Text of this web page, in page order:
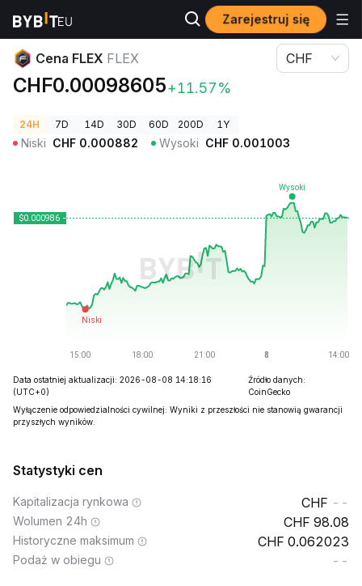
Zarejestruj się
Ceny kryptowalut
Cena FLEX FLEX
CHF0.00098605+11.57%
CHF
24H 7D 14D 30D 60D 200D 1Y
Niski CHF 0.000882 Wysoki CHF 0.001003
Data ostatniej aktualizacji: 2026-08-08 14:18:16
(UTC+0)
Źródło danych:
CoinGecko
Wyłączenie odpowiedzialności cywilnej: Wyniki z przeszłości nie stanowią gwarancji
przyszłych wyników.
Statystyki cen
Kapitalizacja rynkowa --
Wolumen 24h 98.08
Historyczne maksimum 0.062023
Podaż w obiegu --